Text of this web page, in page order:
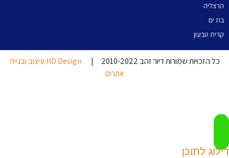
הרצליה
בת ים
קרית טבעון
כל הזכויות שמורות דיור זהב 2010-2022 |
HD Design עיצוב ובניית
אתרים
דילוג לתוכן